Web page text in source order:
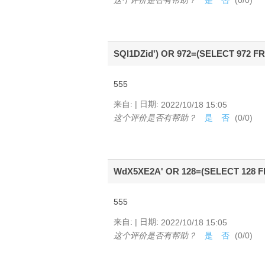
SQl1DZid') OR 972=(SELECT 972
555
来自: | 日期: 2022/10/18 15:05
这个评价是否有帮助？
是 否 (0/0)
WdX5XE2A' OR 128=(SELECT 128
555
来自: | 日期: 2022/10/18 15:05
这个评价是否有帮助？
是 否 (0/0)